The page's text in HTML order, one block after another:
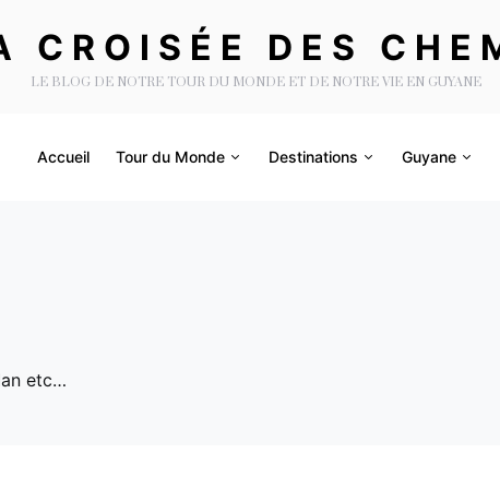
CROISÉE DES
LE BLOG DE NOTRE TOUR DU MONDE ET DE NOTRE VIE EN GUYANE
Accueil Tour du Monde Destinations Guyane
etc…